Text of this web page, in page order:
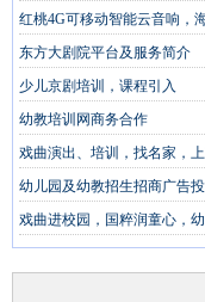
红桃4G可移动智能云音响，
东方大剧院平台及服务简介
少儿京剧培训，课程引入
幼教培训网商务合作
戏曲演出、培训，找名家，
幼儿园及幼教招生招商广告
戏曲进校园，国粹润童心，